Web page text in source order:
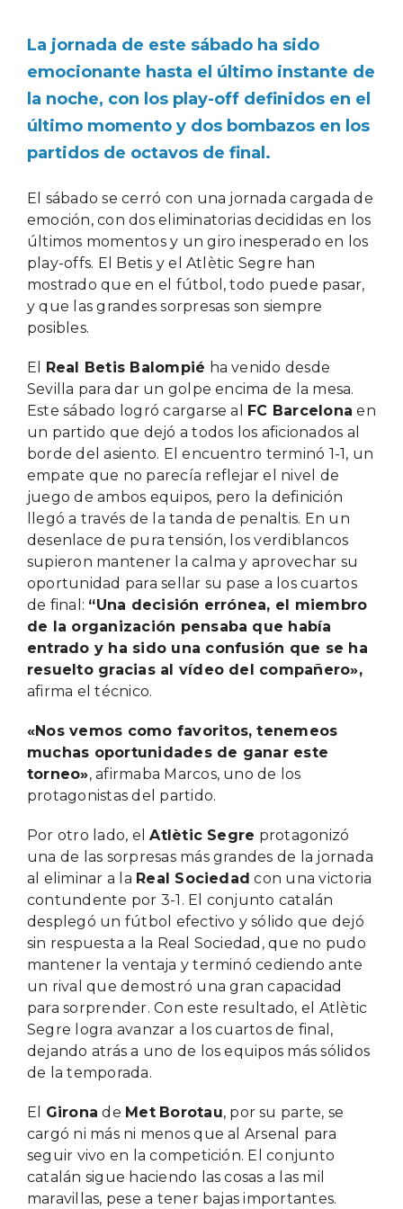
La jornada de este sábado ha sido
emocionante hasta el último instante de
la noche, con los play-off definidos en el
último momento y dos bombazos en los
partidos de octavos de final.
El sábado se cerró con una jornada cargada de
emoción, con dos eliminatorias decididas en los
últimos momentos y un giro inesperado en los
play-offs. El Betis y el Atlètic Segre han
mostrado que en el fútbol, todo puede pasar,
y que las grandes sorpresas son siempre
posibles.
El Real Betis Balompié ha venido desde
Sevilla para dar un golpe encima de la mesa.
Este sábado logró cargarse al FC Barcelona en
un partido que dejó a todos los aficionados al
borde del asiento. El encuentro terminó 1-1, un
empate que no parecía reflejar el nivel de
juego de ambos equipos, pero la definición
llegó a través de la tanda de penaltis. En un
desenlace de pura tensión, los verdiblancos
supieron mantener la calma y aprovechar su
oportunidad para sellar su pase a los cuartos
de final: “Una decisión errónea, el miembro
de la organización pensaba que había
entrado y ha sido una confusión que se ha
resuelto gracias al vídeo del compañero»,
afirma el técnico.
«Nos vemos como favoritos, tenemeos
muchas oportunidades de ganar este
torneo», afirmaba Marcos, uno de los
protagonistas del partido.
Por otro lado, elAtlètic Segre protagonizó
una de las sorpresas más grandes de la jornada
al eliminar a la Real Sociedad con una victoria
contundente por 3-1. El conjunto catalán
desplegó un fútbol efectivo y sólido que dejó
sin respuesta a la Real Sociedad, que no pudo
mantener la ventaja y terminó cediendo ante
un rival que demostró una gran capacidad
para sorprender. Con este resultado, el Atlètic
Segre logra avanzar a los cuartos de final,
dejando atrás a uno de los equipos más sólidos
de la temporada.
El Girona de Met Borotau, por su parte, se
cargó ni más ni menos que al Arsenal para
seguir vivo en la competición. El conjunto
catalán sigue haciendo las cosas a las mil
maravillas, pese a tener bajas importantes.